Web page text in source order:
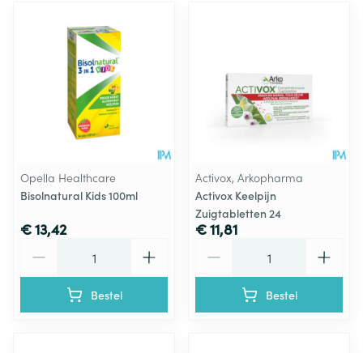
Opella Healthcare
Bisolnatural Kids 100ml
€ 13,42
Bestel
Activox, Arkopharma
Activox Keelpijn
Zuigtabletten 24
€ 11,81
Bestel